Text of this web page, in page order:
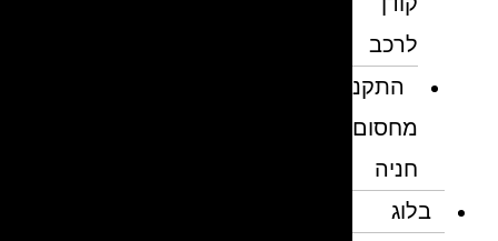
לרכב
התקנת
מחסום
חניה
בלוג